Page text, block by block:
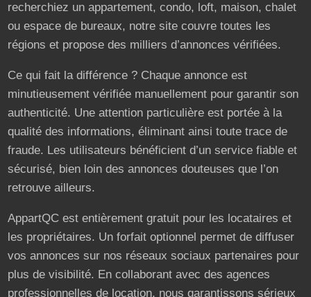
recherchiez un appartement, condo, loft, maison, chalet
ou espace de bureaux, notre site couvre toutes les
régions et propose des milliers d’annonces vérifiées.
Ce qui fait la différence ? Chaque annonce est
minutieusement vérifiée manuellement pour garantir son
authenticité. Une attention particulière est portée à la
qualité des informations, éliminant ainsi toute trace de
fraude. Les utilisateurs bénéficient d’un service fiable et
sécurisé, bien loin des annonces douteuses que l’on
retrouve ailleurs.
AppartQC est entièrement gratuit pour les locataires et
les propriétaires. Un forfait optionnel permet de diffuser
vos annonces sur nos réseaux sociaux partenaires pour
plus de visibilité. En collaborant avec des agences
professionnelles de location, nous garantissons sérieux